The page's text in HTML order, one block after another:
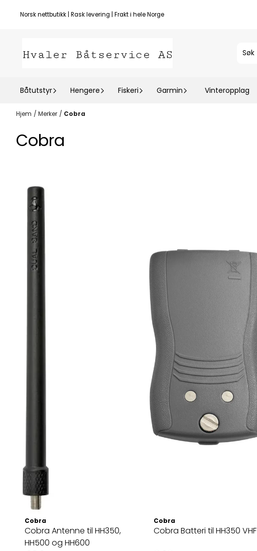
Hopp til innhold
Norsk nettbutikk | Rask levering | Frakt i hele Norge
Båtutstyr Hengere Fiskeri Garmin Vinteropplag
Hjem / Merker / Cobra
Cobra
Cobra
Cobra Antenne til HH350,
HH500 og HH600
Cobra
Cobra Batteri til HH350 VHF